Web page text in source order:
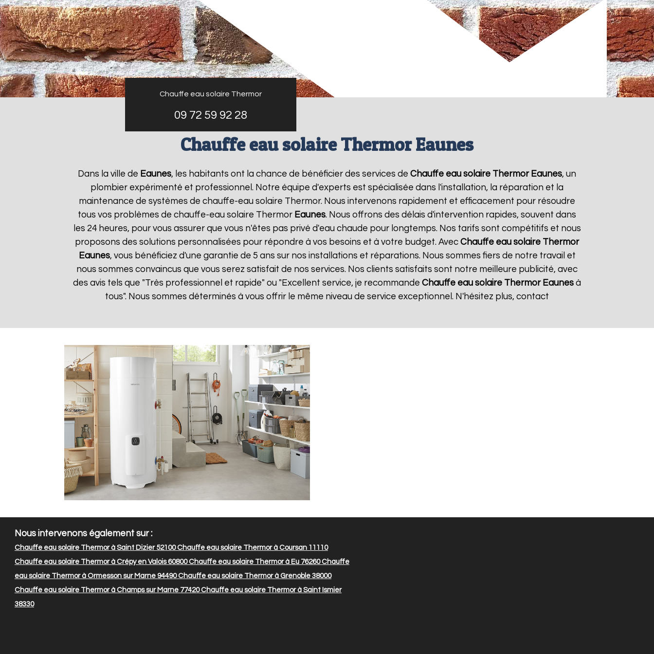
Chauffe eau solaire Thermor
09 72 59 92 28
Chauffe eau solaire Thermor Eaunes
Dans la ville de Eaunes, les habitants ont la chance de bénéficier des services de Chauffe eau solaire Thermor Eaunes, un
plombier expérimenté et professionnel. Notre équipe d'experts est spécialisée dans l'installation, la réparation et la
maintenance de systèmes de chauffe-eau solaire Thermor. Nous intervenons rapidement et efficacement pour résoudre
tous vos problèmes de chauffe-eau solaire Thermor Eaunes. Nous offrons des délais d'intervention rapides, souvent dans
les 24 heures, pour vous assurer que vous n'êtes pas privé d'eau chaude pour longtemps. Nos tarifs sont compétitifs et nous
proposons des solutions personnalisées pour répondre à vos besoins et à votre budget. Avec Chauffe eau solaire Thermor
Eaunes, vous bénéficiez d'une garantie de 5 ans sur nos installations et réparations. Nous sommes fiers de notre travail et
nous sommes convaincus que vous serez satisfait de nos services. Nos clients satisfaits sont notre meilleure publicité, avec
des avis tels que "Très professionnel et rapide" ou "Excellent service, je recommande Chauffe eau solaire Thermor Eaunes à
tous". Nous sommes déterminés à vous offrir le même niveau de service exceptionnel. N'hésitez plus, contact
Nous intervenons également sur :
Chauffe eau solaire Thermor à Saint Dizier 52100Chauffe eau solaire Thermor à Coursan 11110
Chauffe eau solaire Thermor à Crépy en Valois 60800Chauffe eau solaire Thermor à Eu 76260Chauffe
eau solaire Thermor à Ormesson sur Marne 94490Chauffe eau solaire Thermor à Grenoble 38000
Chauffe eau solaire Thermor à Champs sur Marne 77420Chauffe eau solaire Thermor à Saint Ismier
38330